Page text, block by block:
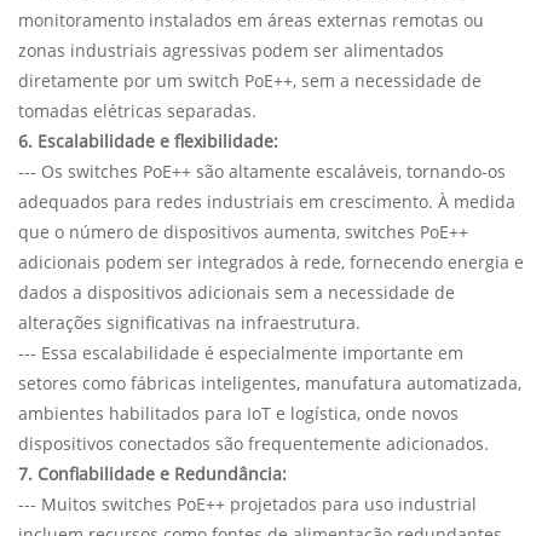
monitoramento instalados em áreas externas remotas ou
zonas industriais agressivas podem ser alimentados
diretamente por um switch PoE++, sem a necessidade de
tomadas elétricas separadas.
6. Escalabilidade e flexibilidade:
--- Os switches PoE++ são altamente escaláveis, tornando-os
adequados para redes industriais em crescimento. À medida
que o número de dispositivos aumenta, switches PoE++
adicionais podem ser integrados à rede, fornecendo energia e
dados a dispositivos adicionais sem a necessidade de
alterações significativas na infraestrutura.
--- Essa escalabilidade é especialmente importante em
setores como fábricas inteligentes, manufatura automatizada,
ambientes habilitados para IoT e logística, onde novos
dispositivos conectados são frequentemente adicionados.
7. Confiabilidade e Redundância:
--- Muitos switches PoE++ projetados para uso industrial